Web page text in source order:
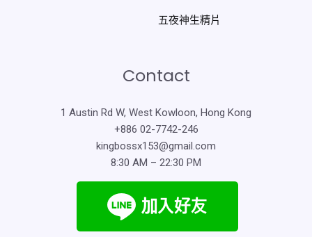
五夜神生精片
Contact
1 Austin Rd W, West Kowloon, Hong Kong
+886 02-7742-246
kingbossx153@gmail.com
8:30 AM – 22:30 PM